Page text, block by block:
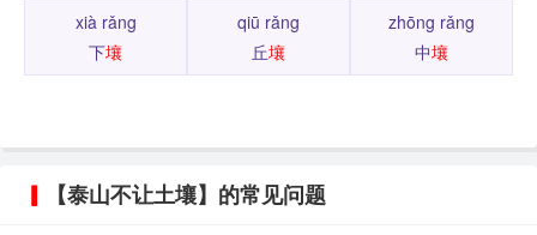
xià rǎng
下壤
qiū rǎng
丘壤
zhōng rǎng
中壤
【泰山不让土壤】的常见问题